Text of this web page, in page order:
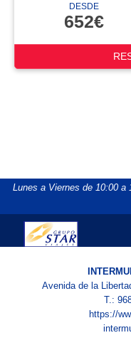
DESDE
652€
Lunes a Viernes de 10:00 a
Avenida de la
T.:
https://